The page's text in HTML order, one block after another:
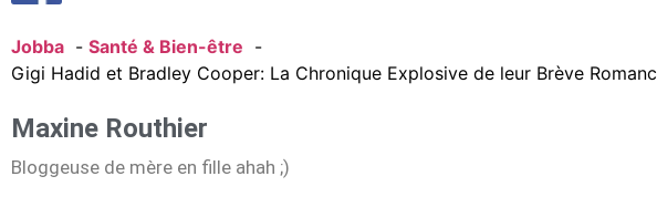
Jobba
Santé & Bien-être
Gigi Hadid et Bradley Cooper: La Chronique Explosive de leur Brève
Maxine Routhier
Bloggeuse de mère en fille ahah ;)